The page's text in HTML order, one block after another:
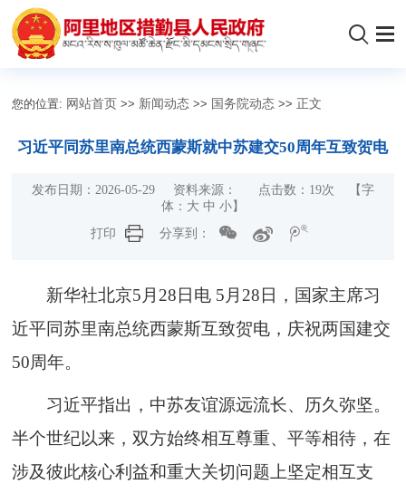
您的位置: 网站首页 >> 新闻动态 >> 国务院动态 >> 正文
习近平同苏里南总统西蒙斯就中苏建交50周年互致贺电
发布日期：2026-05-29 资料来源： 点击数： 19次
【字
体： 大 中 小】
打印
分享到：
新华社北京5月28日电 5月28日，国家主席习
近平同苏里南总统西蒙斯互致贺电，庆祝两国建交
50周年。
习近平指出，中苏友谊源远流长、历久弥坚。
半个世纪以来，双方始终相互尊重、平等相待，在
涉及彼此核心利益和重大关切问题上坚定相互支